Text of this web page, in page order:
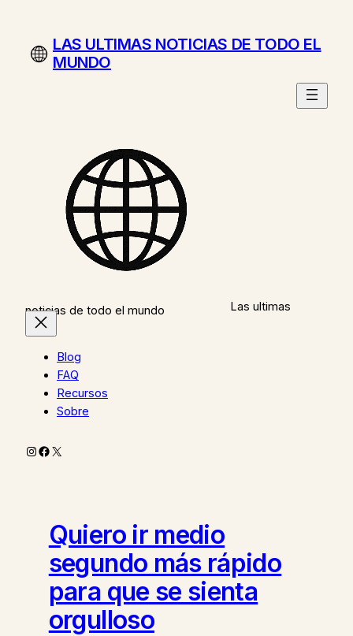
contenidoLAS ULTIMAS NOTICIAS DE TODO EL
MUNDO
Las ultimas
noticias de todo el mundo
Blog
FAQ
Recursos
Sobre
Instagram
Facebook
X
Quiero ir medio
segundo más rápido
para que se sienta
orgulloso